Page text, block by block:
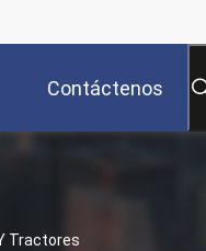
Contáctenos
Tractores